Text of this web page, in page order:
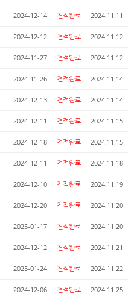
2024-12-14 견적완료 2024.11.11
2024-12-12 견적완료 2024.11.12
2024-11-27 견적완료 2024.11.12
2024-11-26 견적완료 2024.11.14
2024-12-13 견적완료 2024.11.14
2024-12-11 견적완료 2024.11.15
2024-12-18 견적완료 2024.11.15
2024-12-11 견적완료 2024.11.18
2024-12-10 견적완료 2024.11.19
2024-12-20 견적완료 2024.11.20
2025-01-17 견적완료 2024.11.20
2024-12-12 견적완료 2024.11.21
2025-01-24 견적완료 2024.11.22
2024-12-06 견적완료 2024.11.25